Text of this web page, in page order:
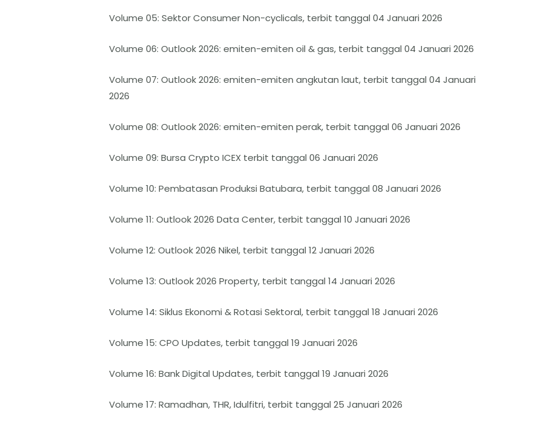
Volume 05: Sektor Consumer Non-cyclicals, terbit tanggal 04 Januari 2026
Volume 06: Outlook 2026: emiten-emiten oil & gas, terbit tanggal 04 Januari 2026
Volume 07: Outlook 2026: emiten-emiten angkutan laut, terbit tanggal 04 Januari
2026
Volume 08: Outlook 2026: emiten-emiten perak, terbit tanggal 06 Januari 2026
Volume 09: Bursa Crypto ICEX terbit tanggal 06 Januari 2026
Volume 10: Pembatasan Produksi Batubara, terbit tanggal 08 Januari 2026
Volume 11: Outlook 2026 Data Center, terbit tanggal 10 Januari 2026
Volume 12: Outlook 2026 Nikel, terbit tanggal 12 Januari 2026
Volume 13: Outlook 2026 Property, terbit tanggal 14 Januari 2026
Volume 14: Siklus Ekonomi & Rotasi Sektoral, terbit tanggal 18 Januari 2026
Volume 15: CPO Updates, terbit tanggal 19 Januari 2026
Volume 16: Bank Digital Updates, terbit tanggal 19 Januari 2026
Volume 17: Ramadhan, THR, Idulfitri, terbit tanggal 25 Januari 2026